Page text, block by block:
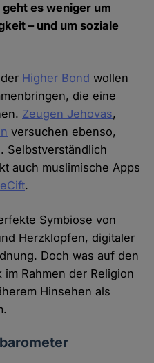
es weniger um
– und um soziale
Higher Bond wollen
die eine
Zeugen Jehovas,
versuchen ebenso,
Selbstverständlich
auch muslimische Apps
eCift.
Symbiose von
Herzklopfen, digitaler
Doch was auf den
Rahmen der Religion
Hinsehen als